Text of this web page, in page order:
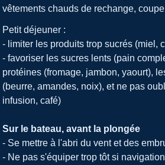
vêtements chauds de rechange,
Petit déjeuner :
- limiter les produits trop sucrés (miel,
- favoriser les sucres lents (pain
protéines (fromage, jambon, yaourt),
(beurre, amandes, noix), et ne pas
infusion, café)
Sur le bateau, avant la plongée
- Se mettre à l'abri du vent et des
- Ne pas s'équiper trop tôt si